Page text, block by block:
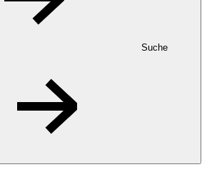
Suche